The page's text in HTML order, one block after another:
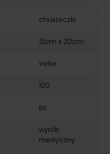
chusteczki
13cm x 20cm
Velox
100
IIa
wyrób
medyczny